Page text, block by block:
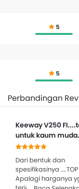
5
5
Perbandingan
Keeway V250
untuk kaum muda
Indonesia
Dari bentuk dan
spesifikasinya ....TOP
Apalagi harganya